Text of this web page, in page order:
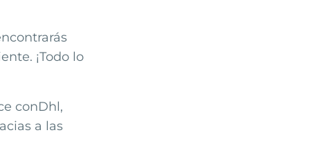
¡Todo lo
conDhl,
a las